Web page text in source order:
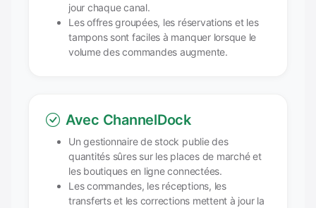
jour chaque canal.
Les offres groupées, les réservations et les
tampons sont faciles à manquer lorsque le
volume des commandes augmente.
Avec ChannelDock
Un gestionnaire de stock publie des
quantités sûres sur les places de marché et
les boutiques en ligne connectées.
Les commandes, les réceptions, les
transferts et les corrections mettent à jour la